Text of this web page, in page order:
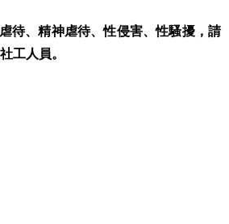
待、精神虐待、性侵害、性騷擾，請
工人員。